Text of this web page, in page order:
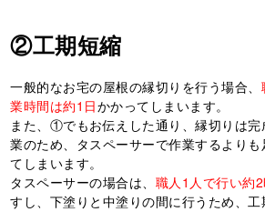
②工期短縮
一般的なお宅の屋根の縁切りを行う場合、
業時間は約1 日かかってしまいます。
また、①でもお伝えした通り、縁切りは
業のため、タスペーサーで作業するより
てしまいます。
タスペーサーの場合は、 職人 1 人で行い約2
すし、下塗りと中塗りの間に行うため、工